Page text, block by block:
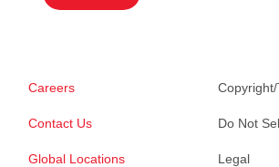
Careers
Contact Us
Global Locations
Do Not
Legal